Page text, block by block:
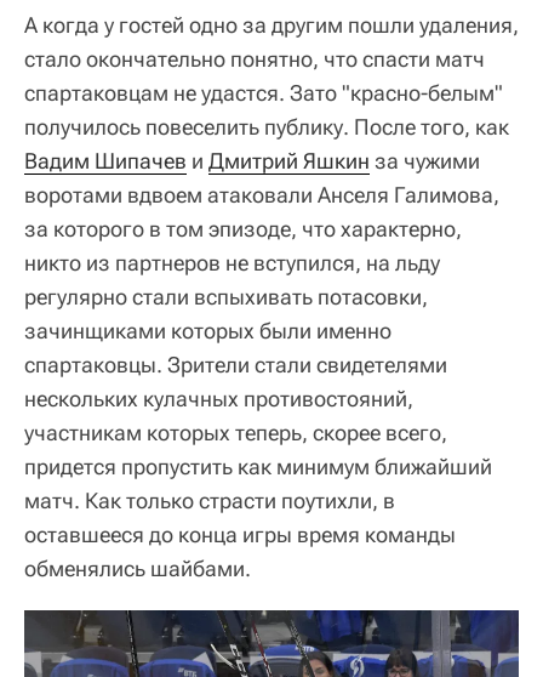
А когда у гостей одно за другим пошли удаления,
стало окончательно понятно, что спасти матч
спартаковцам не удастся. Зато "красно-белым"
получилось повеселить публику. После того, как
Вадим Шипачев и Дмитрий Яшкин за чужими
воротами вдвоем атаковали Анселя Галимова,
за которого в том эпизоде, что характерно,
никто из партнеров не вступился, на льду
регулярно стали вспыхивать потасовки,
зачинщиками которых были именно
спартаковцы. Зрители стали свидетелями
нескольких кулачных противостояний,
участникам которых теперь, скорее всего,
придется пропустить как минимум ближайший
матч. Как только страсти поутихли, в
оставшееся до конца игры время команды
обменялись шайбами.